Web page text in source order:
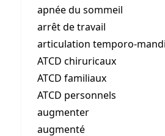
apnée du sommeil
arrêt de travail
articulation temporo-
ATCD chiruricaux
ATCD familiaux
ATCD personnels
augmenter
augmenté